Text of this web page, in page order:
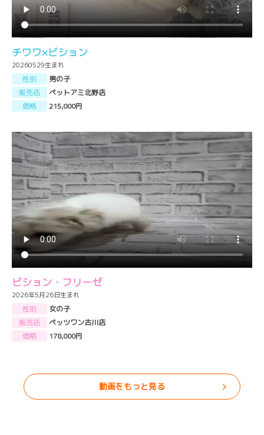
チワワ×ビション
20260529生まれ
性別
男の子
販売店
ペットアミ北野店
価格
215,000円
ビション・フリーゼ
2026年5月26日生まれ
性別
女の子
販売店
ペッツワン古川店
価格
178,000円
動画をもっと見る